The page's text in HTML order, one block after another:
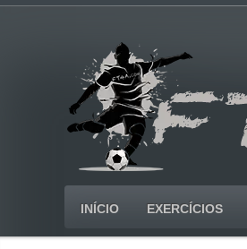
INÍCIO EXERCÍCIOS